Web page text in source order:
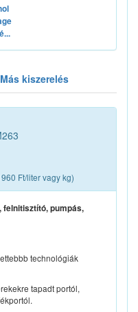
Más kiszerelés
Ft/liter vagy kg)
felnitisztító, pumpás,
technológiák
tapadt portól,